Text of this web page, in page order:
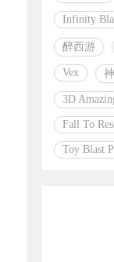
Infinity
醉西游
Vex
3D
Fall To
Toy Blast